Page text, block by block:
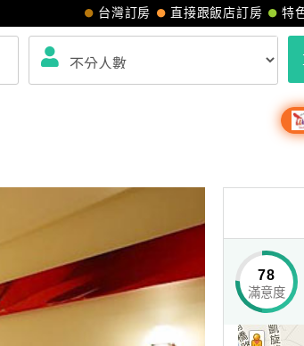
特
直接跟飯店訂房
台灣訂房
78
滿意度